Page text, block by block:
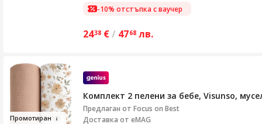
-10% отстъпка с ваучер
2438 €/ 4768 лв.
Промотиран
Комплект 2 пелени за бебе, Visunso,
Предлаган от Focus on Best
Доставка от eMAG